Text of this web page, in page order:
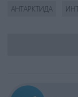
АНТАРКТИДА